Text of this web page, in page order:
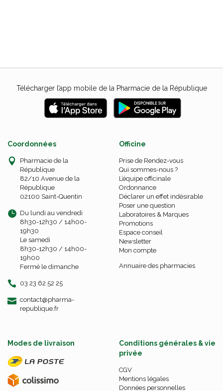
Télécharger l’app mobile de la Pharmacie de la République
Coordonnées
Pharmacie de la
République
82/10 Avenue de la
République
02100 Saint-Quentin
Du lundi au vendredi
8h30-12h30 / 14h00-
19h30
Le samedi
8h30-12h30 / 14h00-
19h00
Fermé le dimanche
03 23 62 52 25
contact-
@-
pharma-
republique.fr
Officine
Prise de Rendez-vous
Qui sommes-nous ?
L’équipe officinale
Ordonnance
Déclarer un effet indésirable
Poser une question
Laboratoires & Marques
Promotions
Espace conseil
Newsletter
Mon compte
Annuaire des pharmacies
Modes de livraison
Conditions générales & vie
privée
CGV
Mentions légales
Données personnelles